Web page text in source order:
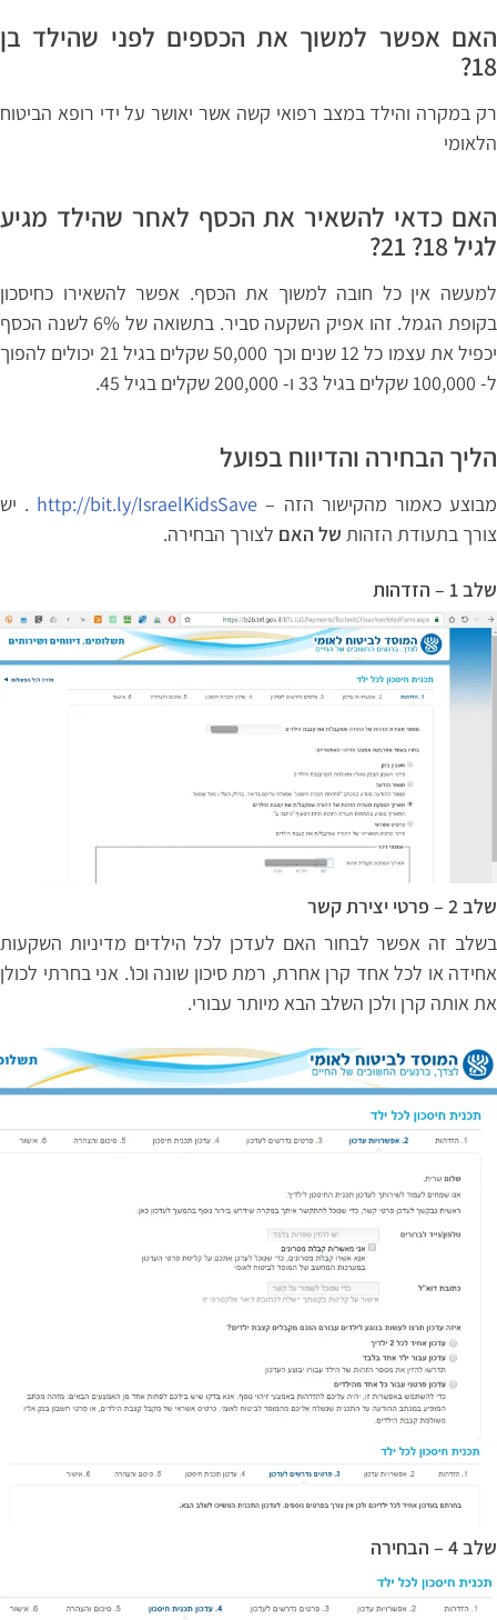
האם אפשר למשוך את הכספים לפני שהילד בן
18?
רק במקרה והילד במצב רפואי קשה אשר יאושר על ידי רופא הביטוח
הלאומי
האם כדאי להשאיר את הכסף לאחר שהילד מגיע
לגיל 18? 21?
למעשה אין כל חובה למשוך את הכסף. אפשר להשאירו כחיסכון
בקופת הגמל. זהו אפיק השקעה סביר. בתשואה של 6% לשנה הכסף
יכפיל את עצמו כל 12 שנים וכך 50,000 שקלים בגיל 21 יכולים להפוך
ל- 100,000 שקלים בגיל 33 ו- 200,000 שקלים בגיל 45.
הליך הבחירה והדיווח בפועל
מבוצע כאמור מהקישור הזה – http://bit.ly/IsraelKidsSave . יש
צורך בתעודת הזהות של האם לצורך הבחירה.
שלב 1 – הזדהות
שלב 2 – פרטי יצירת קשר
בשלב זה אפשר לבחור האם לעדכן לכל הילדים מדיניות השקעות
אחידה או לכל אחד קרן אחרת, רמת סיכון שונה וכו'. אני בחרתי לכולן
את אותה קרן ולכן השלב הבא מיותר עבורי.
שלב 4 – הבחירה